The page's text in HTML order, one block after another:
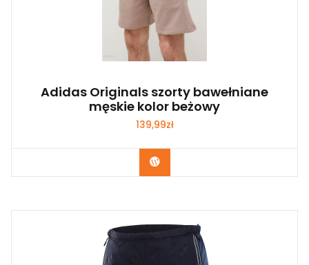
Adidas Originals szorty bawełniane
męskie kolor beżowy
139,99zł
Kup Teraz